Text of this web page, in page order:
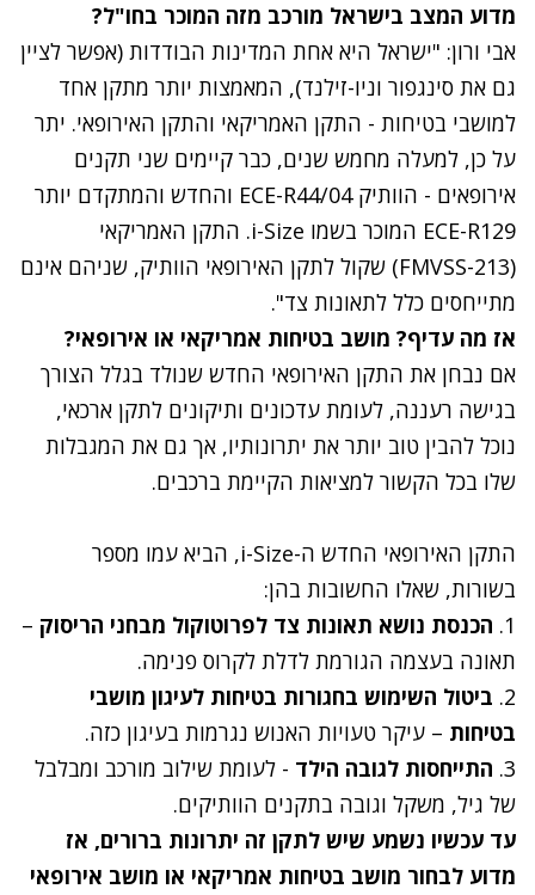
מדוע המצב בישראל מורכב מזה המוכר בחו"ל?
אבי ורון: "ישראל היא אחת המדינות הבודדות (אפשר לציין
גם את סינגפור וניו-זילנד), המאמצות יותר מתקן אחד
למושבי בטיחות - התקן האמריקאי והתקן האירופאי. יתר
על כן, למעלה מחמש שנים, כבר קיימים שני תקנים
אירופאים - הוותיק ECE-R44/04 והחדש והמתקדם יותר
ECE-R129 המוכר בשמו i-Size. התקן האמריקאי
(FMVSS-213) שקול לתקן האירופאי הוותיק, שניהם אינם
מתייחסים כלל לתאונות צד".
אז מה עדיף? מושב בטיחות אמריקאי או אירופאי?
אם נבחן את התקן האירופאי החדש שנולד בגלל הצורך
בגישה רעננה, לעומת עדכונים ותיקונים לתקן ארכאי,
נוכל להבין טוב יותר את יתרונותיו, אך גם את המגבלות
שלו בכל הקשור למציאות הקיימת ברכבים.
התקן האירופאי החדש ה-i-Size, הביא עמו מספר
בשורות, שאלו החשובות בהן:
1. הכנסת נושא תאונות צד לפרוטוקול מבחני הריסוק –
תאונה בעצמה הגורמת לדלת לקרוס פנימה.
2. ביטול השימוש בחגורות בטיחות לעיגון מושבי
בטיחות – עיקר טעויות האנוש נגרמות בעיגון כזה.
3. התייחסות לגובה הילד - לעומת שילוב מורכב ומבלבל
של גיל, משקל וגובה בתקנים הוותיקים.
עד עכשיו נשמע שיש לתקן זה יתרונות ברורים, אז
מדוע לבחור מושב בטיחות אמריקאי או מושב אירופאי